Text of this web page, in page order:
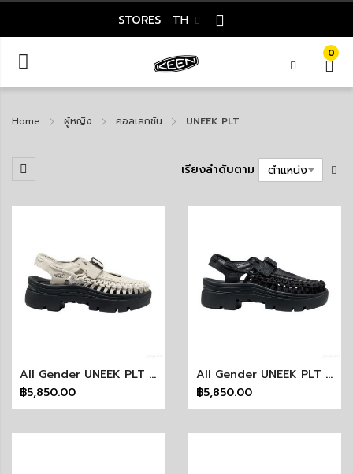
STORES TH
0
Home ผู้หญิง คอลเลกชัน UNEEK PLT
เรียงลำดับตาม
All Gender UNEEK PLT MARY JANE (BIRCH SMOOTH LEA)
฿5,850.00
All Gender UNEEK PLT MARY JANE (BLACK SMOOTH LEA)
฿5,850.00